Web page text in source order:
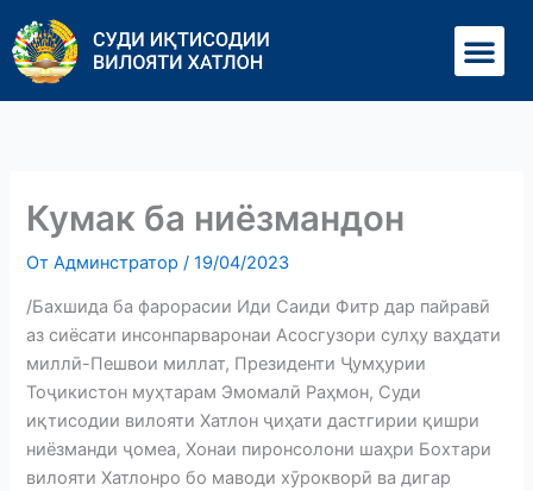
содержимому
Кумак ба ниёзмандон
ОтАдминстратор/19/04/2023
/Бахшида ба фарорасии Иди Саиди Фитр дар пайравӣ
аз сиёсати инсонпарваронаи Асосгузори сулҳу ваҳдати
миллӣ-Пешвои миллат, Президенти Ҷумҳурии
Тоҷикистон муҳтарам Эмомалӣ Раҳмон, Суди
иқтисодии вилояти Хатлон ҷиҳати дастгирии қишри
ниёзманди ҷомеа, Хонаи пиронсолони шаҳри Бохтари
вилояти Хатлонро бо маводи хӯрокворӣ ва дигар